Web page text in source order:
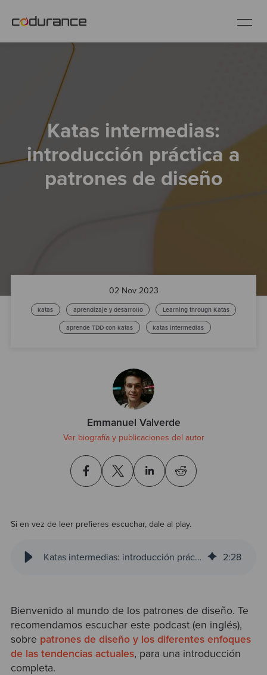
Servicios
Test
Katas intermedias:
introducción práctica a
patrones de diseño
02 Nov 2023
katas aprendizaje y desarrollo Learning through Katas
aprende TDD con katas katas intermedias
Emmanuel Valverde
Ver biografía y publicaciones del autor
Si en vez de leer prefieres escuchar, dale al play.
Katas intermedias: introducción práctica a patrones de diseño 2:28
Bienvenido al mundo de los patrones de diseño. Te
recomendamos escuchar este podcast(en inglés),
sobre patrones de diseño y los diferentes enfoques
de las tendencias actuales, para una introducción
completa.